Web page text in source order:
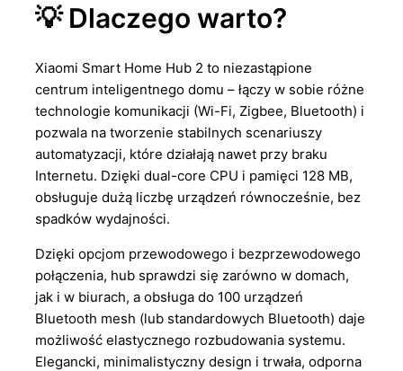
💡 Dlaczego warto?
Xiaomi Smart Home Hub 2 to niezastąpione
centrum inteligentnego domu – łączy w sobie różne
technologie komunikacji (Wi-Fi, Zigbee, Bluetooth) i
pozwala na tworzenie stabilnych scenariuszy
automatyzacji, które działają nawet przy braku
Internetu. Dzięki dual-core CPU i pamięci 128 MB,
obsługuje dużą liczbę urządzeń równocześnie, bez
spadków wydajności.
Dzięki opcjom przewodowego i bezprzewodowego
połączenia, hub sprawdzi się zarówno w domach,
jak i w biurach, a obsługa do 100 urządzeń
Bluetooth mesh (lub standardowych Bluetooth) daje
możliwość elastycznego rozbudowania systemu.
Elegancki, minimalistyczny design i trwała, odporna